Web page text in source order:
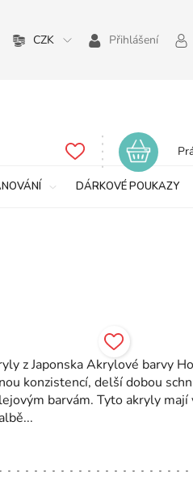
CZK Přihlášení
DÁRKOVÉ POUKAZY
z Japonska Akrylové barvy
konzistencí, delší dobou
barvám. Tyto akryly mají